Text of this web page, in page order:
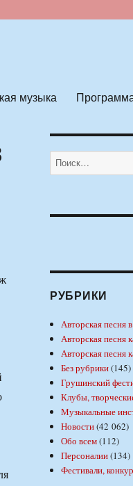
музыка
Искать:
РУБРИКИ
Авторская песня
Авторская песня
Авторская песня
Без рубрики(145)
Грушинский
Клубы,
Музыкальные
Новости(42 062)
Обо всем(112)
Персоналии(134)
Фестивали,